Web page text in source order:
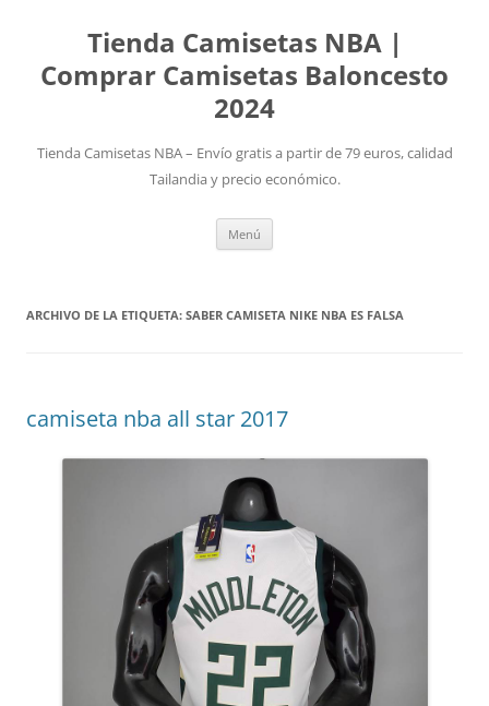
Tienda Camisetas NBA |
Comprar Camisetas Baloncesto
2024
Tienda Camisetas NBA – Envío gratis a partir de 79 euros, calidad
Tailandia y precio económico.
Menú
ARCHIVO DE LA ETIQUETA: SABER CAMISETA NIKE NBA ES FALSA
camiseta nba all star 2017